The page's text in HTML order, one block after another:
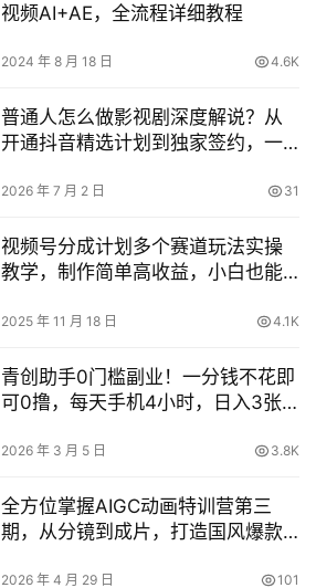
视频AI+AE，全流程详细教程
2024 年 8 月 18 日 4.6K
普通人怎么做影视剧深度解说？从
开通抖音精选计划到独家签约，一
2026 年 7 月 2 日 31
视频号分成计划多个赛道玩法实操
教学，制作简单高收益，小白也能
2025 年 11 月 18 日 4.1K
青创助手0门槛副业！一分钱不花即
可0撸，每天手机4小时，日入3张
2026 年 3 月 5 日 3.8K
全方位掌握AIGC动画特训营第三
期，从分镜到成片，打造国风爆款
2026 年 4 月 29 日 101